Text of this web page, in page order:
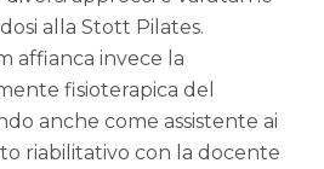
alla Stott Pilates.
affianca invece la
fisioterapica del
anche come assistente ai
riabilitativo con la docente